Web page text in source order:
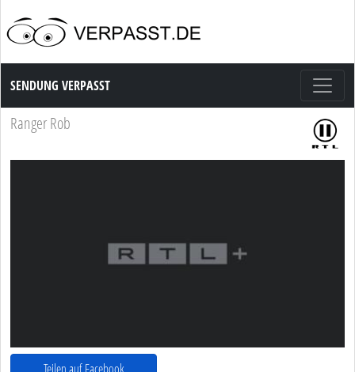
Sendung Verpasst
SENDUNG VERPASST
Ranger Rob